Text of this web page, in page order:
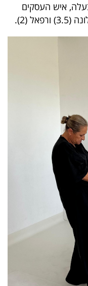
איש העסקים
(2).